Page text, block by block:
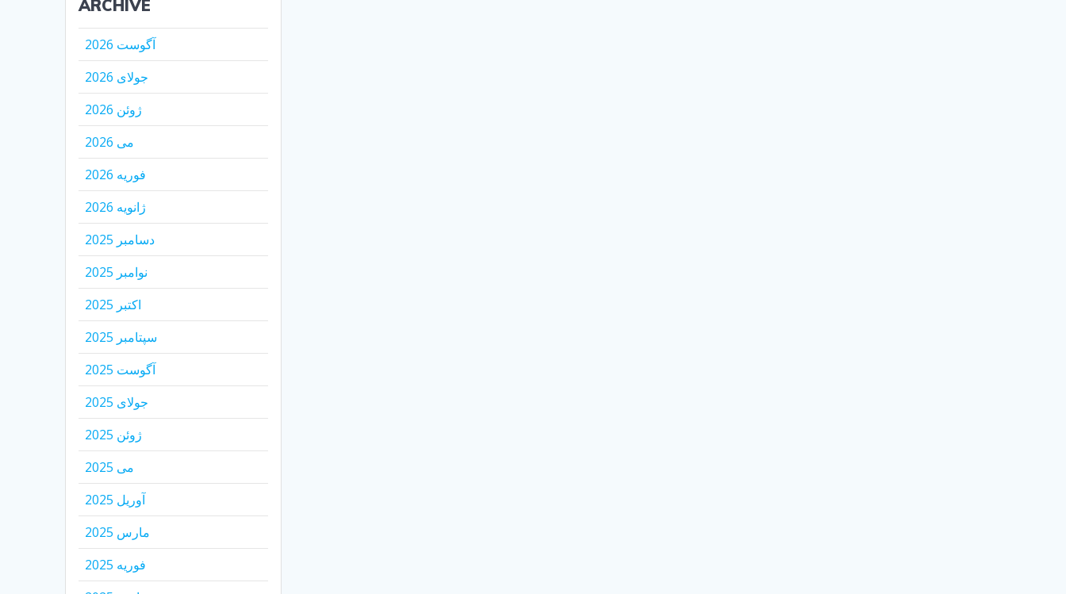
ARCHIVE
آگوست 2026
جولای 2026
ژوئن 2026
می 2026
فوریه 2026
ژانویه 2026
دسامبر 2025
نوامبر 2025
اکتبر 2025
سپتامبر 2025
آگوست 2025
جولای 2025
ژوئن 2025
می 2025
آوریل 2025
مارس 2025
فوریه 2025